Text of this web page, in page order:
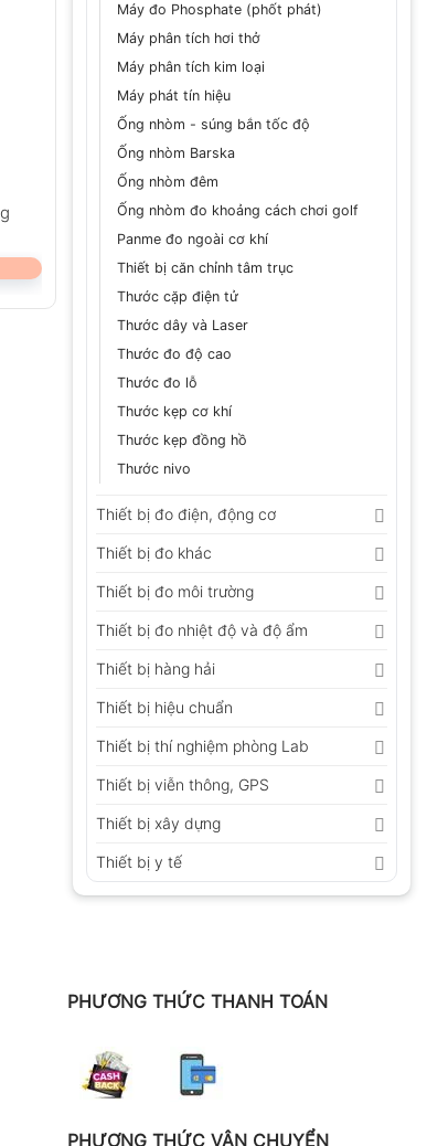
Máy đo Phosphate (phốt phát)
Máy phân tích hơi thở
Máy phân tích kim loại
Máy phát tín hiệu
Ống nhòm - súng bắn tốc độ
Ống nhòm Barska
Ống nhòm đêm
Ống nhòm đo khoảng cách chơi golf
Panme đo ngoài cơ khí
Thiết bị căn chỉnh tâm trục
Thước cặp điện tử
Thước dây và Laser
Thước đo độ cao
Thước đo lỗ
Thước kẹp cơ khí
Thước kẹp đồng hồ
Thước nivo
Thiết bị đo điện, động cơ
Thiết bị đo khác
Thiết bị đo môi trường
Thiết bị đo nhiệt độ và độ ẩm
Thiết bị hàng hải
Thiết bị hiệu chuẩn
Thiết bị thí nghiệm phòng Lab
Thiết bị viễn thông, GPS
Thiết bị xây dựng
Thiết bị y tế
PHƯƠNG THỨC THANH TOÁN
PHƯƠNG THỨC VẬN CHUYỂN